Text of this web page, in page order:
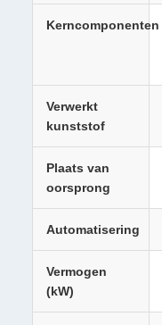
Kerncomponenten
Verwerkt
kunststof
Plaats van
oorsprong
Automatisering
Vermogen
(kW)